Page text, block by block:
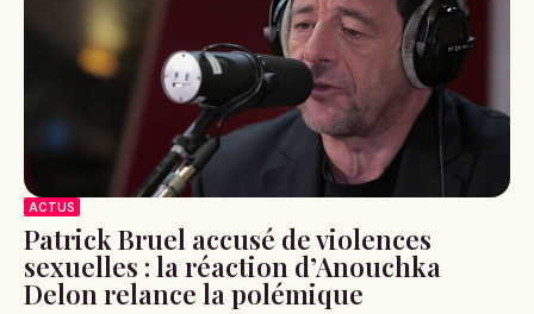
ACTUS
Patrick Bruel accusé de violences
sexuelles : la réaction d’Anouchka
Delon relance la polémique